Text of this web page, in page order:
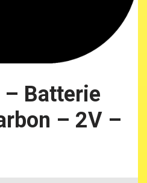
– Batterie
– 2V –